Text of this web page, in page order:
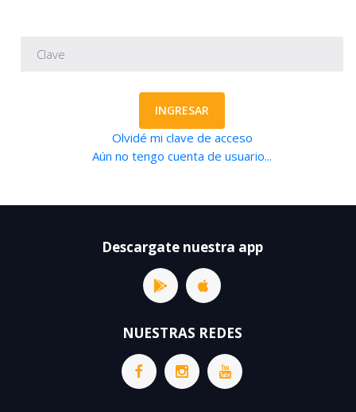
INGRESAR
Olvidé mi clave de acceso
Aún no tengo cuenta de usuario...
Descargate nuestra app
NUESTRAS REDES